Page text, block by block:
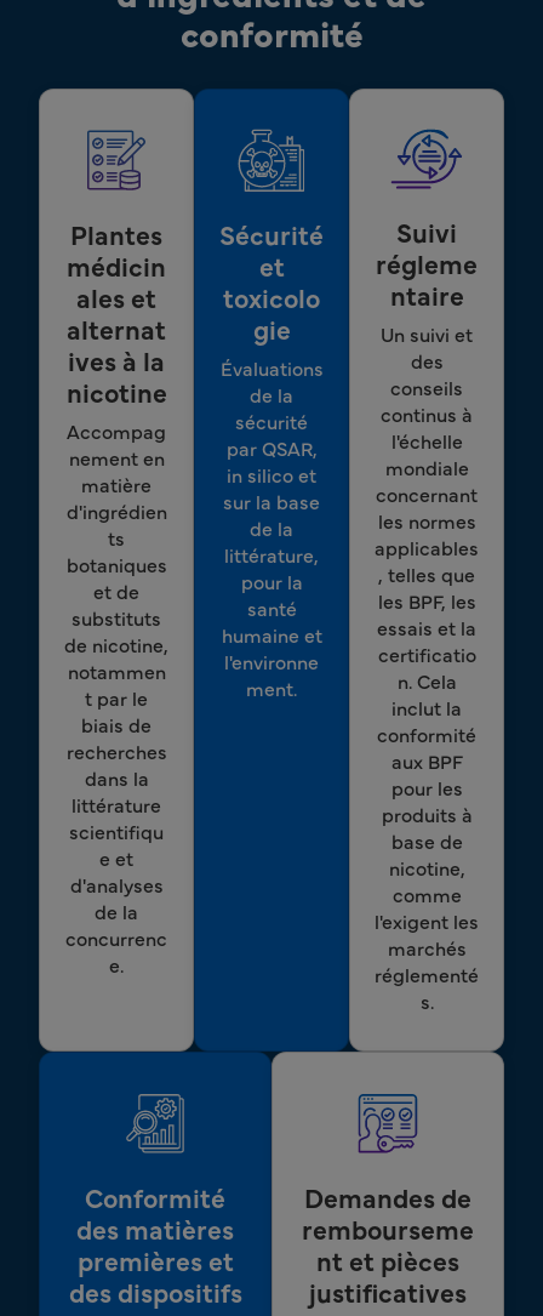
conformité
Plantes
médicin
ales et
alternat
ives à la
nicotine
Accompag
nement en
matière
d'ingrédien
ts
botaniques
et de
substituts
de nicotine,
notammen
t par le
biais de
recherches
dans la
littérature
scientifiqu
e et
d'analyses
de la
concurrenc
e.
Sécurité
et
toxicolo
gie
Évaluations
de la
sécurité
par QSAR,
in silico et
sur la base
de la
littérature,
pour la
santé
humaine et
l'environne
ment.
Suivi
régleme
ntaire
Un suivi et
des
conseils
continus à
l'échelle
mondiale
concernant
les normes
applicables
, telles que
les BPF, les
essais et la
certificatio
n. Cela
inclut la
conformité
aux BPF
pour les
produits à
base de
nicotine,
comme
l'exigent les
marchés
réglementé
s.
Conformité
des matières
premières et
des dispositifs
Demandes de
rembourseme
nt et pièces
justificatives